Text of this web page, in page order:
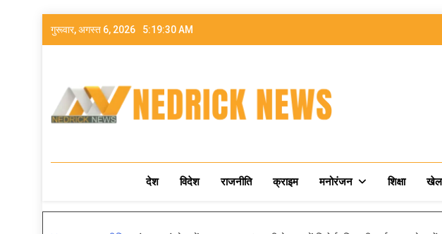
गुरूवार, अगस्त 6, 2026 5:19:32 AM
NEDRICK NEWS
देश विदेश राजनीति क्राइम मनोरंजन शिक्षा खेल